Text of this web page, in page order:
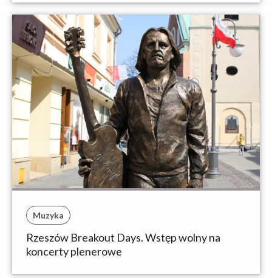
Muzyka
Rzeszów Breakout Days. Wstęp wolny na
koncerty plenerowe